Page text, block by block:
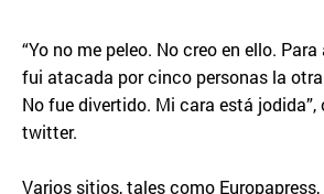
“Yo no me peleo. No creo en ello.
fui atacada por cinco personas la
No fue divertido. Mi cara está jodida”,
twitter.
Varios sitios, tales como